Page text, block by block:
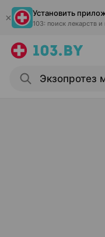
Установить
103: поиск лекарств и